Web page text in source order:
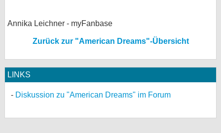
Annika Leichner - myFanbase
Zurück zur "American Dreams"-Übersicht
LINKS
Diskussion zu "American Dreams" im Forum